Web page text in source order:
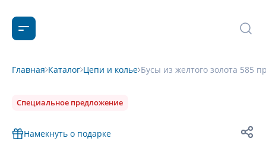
Главная Каталог Цепи и колье Бусы из желтого золота 585
Специальное предложение
Намекнуть о подарке